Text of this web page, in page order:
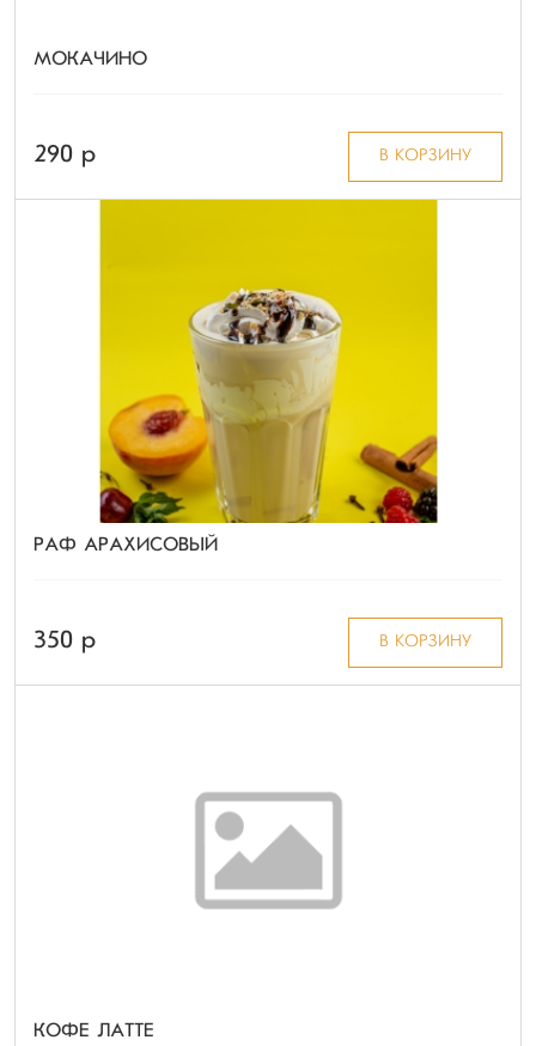
МОКАЧИНО
290 p В КОРЗИНУ
РАФ АРАХИСОВЫЙ
350 p В КОРЗИНУ
КОФЕ ЛАТТЕ